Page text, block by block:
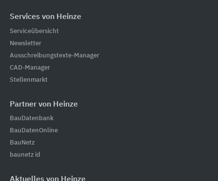
Services von Heinze
Serviceübersicht
Newsletter
Ausschreibungstexte-Manager
CAD-Manager
Stellenmarkt
Partner von Heinze
BauDatenbank
BauDatenOnline
BauNetz
baunetz id